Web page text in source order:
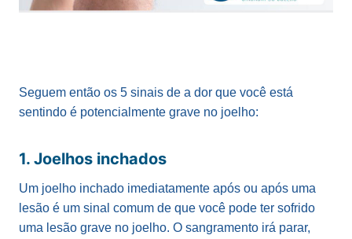
Seguem então os 5 sinais de a dor que você está
sentindo é potencialmente grave no joelho:
1. Joelhos inchados
Um joelho inchado imediatamente após ou após uma
lesão é um sinal comum de que você pode ter sofrido
uma lesão grave no joelho. O sangramento irá parar,